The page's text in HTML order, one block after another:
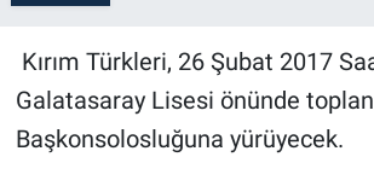
Kırım Türkleri, 26 Şubat 2017
Galatasaray Lisesi önünde
Başkonsolosluğuna yürüyecek.